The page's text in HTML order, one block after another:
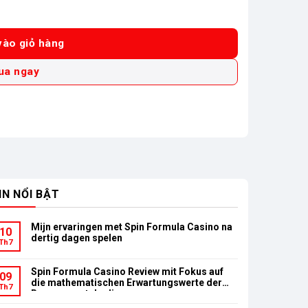
& Sạc) số lượng
giỏ hàng
ngay
NỔI BẬT
10
Mijn ervaringen met Spin Formula Casino na
dertig dagen spelen
09
Spin Formula Casino Review mit Fokus auf
die mathematischen Erwartungswerte der
Bonusumsatzbedingungen